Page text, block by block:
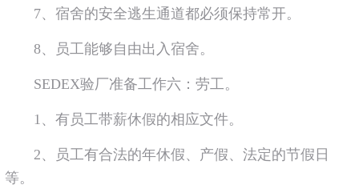
7、宿舍的安全逃生通道都必须保持常开。
8、员工能够自由出入宿舍。
SEDEX验厂准备工作六：劳工。
1、有员工带薪休假的相应文件。
2、员工有合法的年休假、产假、法定的节假日
等。